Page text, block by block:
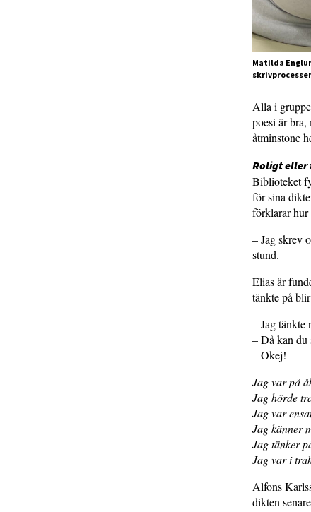
Matilda
Alla i
poesi är bra,
åtminstone
Roligt eller
Biblioteket
för sina
förklarar hur
– Jag skrev
stund.
Elias är
tänkte på
– Jag tänkte
– Då kan du
– Okej!
Jag var på
Jag hörde
Jag var
Jag känner
Jag tänker
Jag var i
Alfons
dikten